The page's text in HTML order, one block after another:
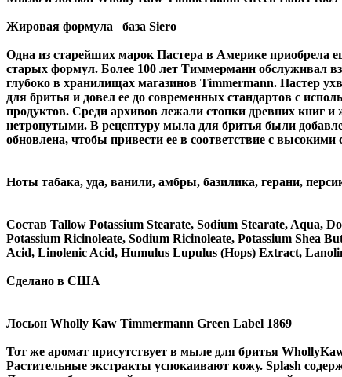
Жировая формула база Siero
Одна из старейших марок Пастера в Америке приобрела
старых формул. Более 100 лет Тиммерманн обслуживал
глубоко в хранилищах магазинов Timmermann. Пастер
для бритья и довел ее до современных стандартов с
продуктов. Среди архивов лежали стопки древних книг
нетронутыми. В рецептуру мыла для бритья были
обновлена, чтобы привести ее в соответствие с
Ноты табака, уда, ванили, амбры, базилика, герани,
Состав Tallow Potassium Stearate, Sodium Stearate, Aqua,
Potassium Ricinoleate, Sodium Ricinoleate, Potassium Shea
Acid, Linolenic Acid, Humulus Lupulus (Hops) Extract,
Сделано в США
Лосьон Wholly Kaw Timmermann Green Label 1869
Тот же аромат присутствует в мыле для бритья
Растительные экстракты успокаивают кожу. Splash